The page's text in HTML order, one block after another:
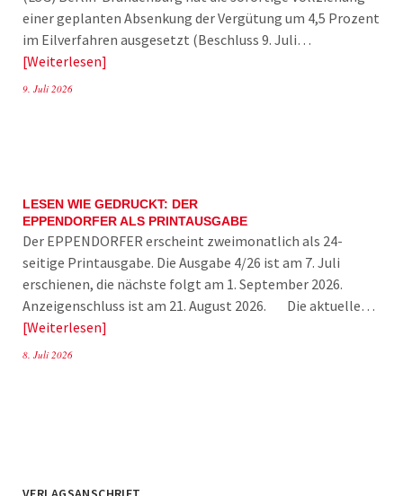
einer geplanten Absenkung der Vergütung um 4,5 Prozent
im Eilverfahren ausgesetzt (Beschluss 9. Juli…
Weiterlesen
9. Juli 2026
LESEN WIE GEDRUCKT: DER
EPPENDORFER ALS PRINTAUSGABE
Der EPPENDORFER erscheint zweimonatlich als 24-
seitige Printausgabe. Die Ausgabe 4/26 ist am 7. Juli
erschienen, die nächste folgt am 1. September 2026.
Anzeigenschluss ist am 21. August 2026. Die aktuelle…
Weiterlesen
8. Juli 2026